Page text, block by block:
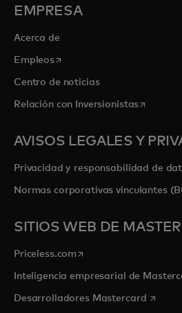
EMPRESA
Acerca de
Empleosse abre en una pestaña
Centro de noticias
Relación con Inversionistasse abre
AVISOS LEGALES Y
Privacidad y responsabilidad de
Normas corporativas vinculantes
SITIOS WEB DE
Priceless.com se abre en una pestaña
Inteligencia empresarial de
Desarrolladores Mastercard se